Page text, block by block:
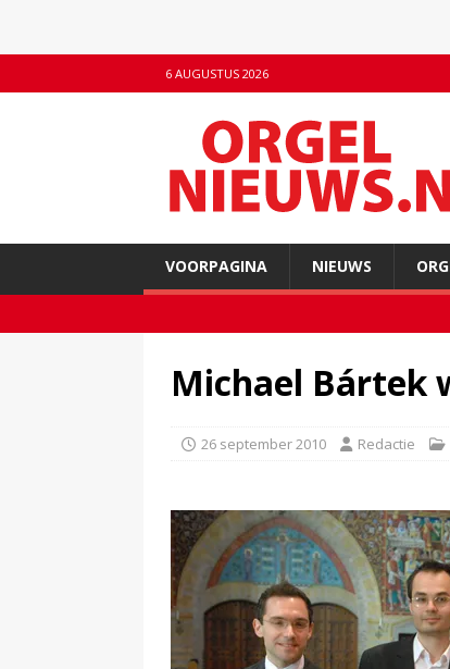
6 AUGUSTUS 2026
VOORPAGINA NIEUWS
Michael Bártek
26 september 2010 Redactie